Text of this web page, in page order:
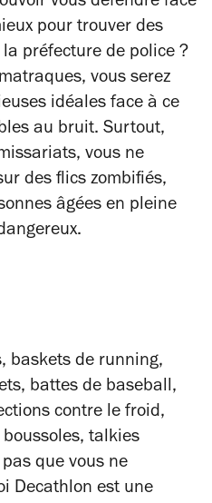
pour trouver des
préfecture de police ?
vous serez
idéales face à ce
au bruit. Surtout,
vous ne
des flics zombifiés,
âgées en pleine
baskets de running,
battes de baseball,
contre le froid,
talkies
que vous ne
Decathlon est une